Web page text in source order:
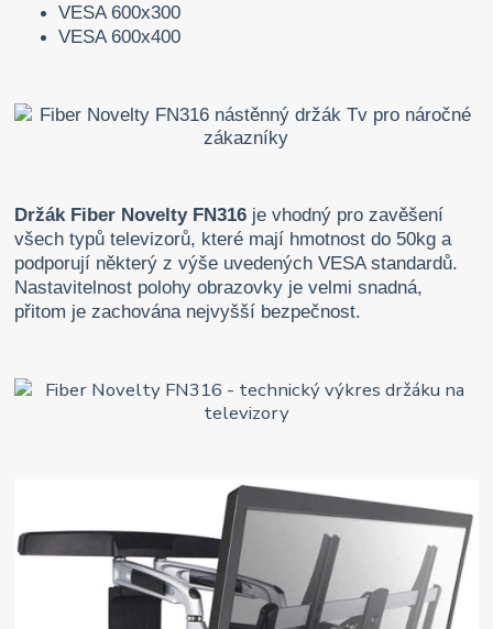
VESA 600x300
VESA 600x400
Držák Fiber Novelty FN316 je vhodný pro zavěšení
všech typů televizorů, které mají hmotnost do 50kg a
podporují některý z výše uvedených VESA standardů.
Nastavitelnost polohy obrazovky je velmi snadná,
přitom je zachována nejvyšší bezpečnost.